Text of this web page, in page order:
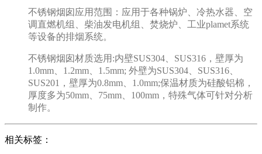
不锈钢烟囱应用范围：应用于各种锅炉、冷热水器、空
调直燃机组、柴油发电机组、焚烧炉、工业plamet系统
等设备的排烟系统。
不锈钢烟囱材质选用:内壁SUS304、SUS316，壁厚为
1.0mm、1.2mm、1.5mm; 外壁为SUS304、SUS316、
SUS201，壁厚为0.8mm、1.0mm;保温材质为硅酸铝棉，
厚度多为50mm、75mm、100mm，特殊气体可针对分析
制作。
相关标签：